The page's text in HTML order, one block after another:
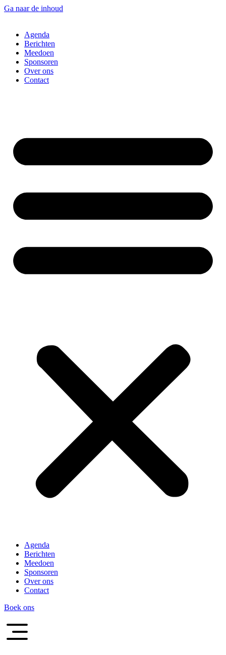
Ga naar de inhoud
Agenda
Berichten
Meedoen
Sponsoren
Over ons
Contact
Agenda
Berichten
Meedoen
Sponsoren
Over ons
Contact
Boek ons